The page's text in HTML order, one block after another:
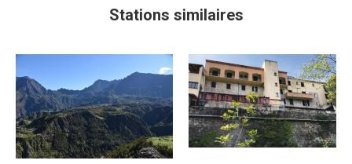
Stations similaires